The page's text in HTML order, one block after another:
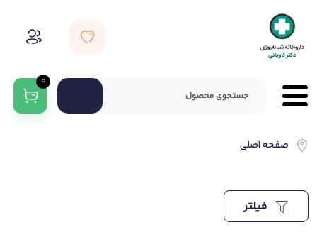
0
صفحه اصلی